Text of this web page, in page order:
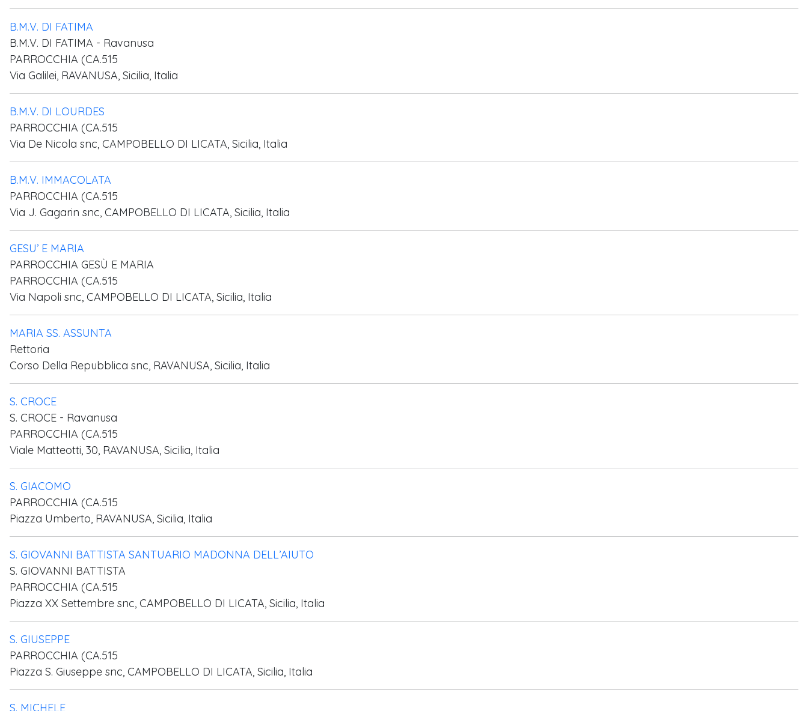
B.M.V. DI FATIMA
B.M.V. DI FATIMA - Ravanusa
PARROCCHIA (CA.515
Via Galilei, RAVANUSA, Sicilia, Italia
B.M.V. DI LOURDES
PARROCCHIA (CA.515
Via De Nicola snc, CAMPOBELLO DI LICATA, Sicilia, Italia
B.M.V. IMMACOLATA
PARROCCHIA (CA.515
Via J. Gagarin snc, CAMPOBELLO DI LICATA, Sicilia, Italia
GESU’ E MARIA
PARROCCHIA GESÙ E MARIA
PARROCCHIA (CA.515
Via Napoli snc, CAMPOBELLO DI LICATA, Sicilia, Italia
MARIA SS. ASSUNTA
Rettoria
Corso Della Repubblica snc, RAVANUSA, Sicilia, Italia
S. CROCE
S. CROCE - Ravanusa
PARROCCHIA (CA.515
Viale Matteotti, 30, RAVANUSA, Sicilia, Italia
S. GIACOMO
PARROCCHIA (CA.515
Piazza Umberto, RAVANUSA, Sicilia, Italia
S. GIOVANNI BATTISTA SANTUARIO MADONNA DELL’AIUTO
S. GIOVANNI BATTISTA
PARROCCHIA (CA.515
Piazza XX Settembre snc, CAMPOBELLO DI LICATA, Sicilia, Italia
S. GIUSEPPE
PARROCCHIA (CA.515
Piazza S. Giuseppe snc, CAMPOBELLO DI LICATA, Sicilia, Italia
S. MICHELE